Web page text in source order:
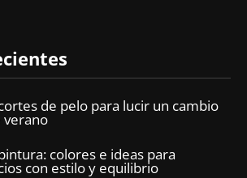
de pelo para lucir un cambio
verano
colores e ideas para
con estilo y equilibrio